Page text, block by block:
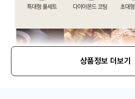
상품정보 더보기